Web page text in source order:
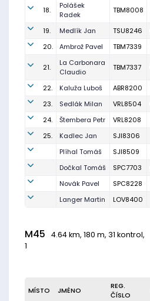
18.
Polášek
Radek
TBM8008
19. Medlík Jan TSU8246
20.
Ambrož Pavel TBM7339
21.
La Carbonara
Claudio
TBM7337
22. Kaluža Luboš ABR8200
23.
Sedlák Milan VRL8504
24.
Štembera Petr VRL8208
25.
Kadlec Jan SJI8306
Plíhal Tomáš
SJI8509
Dočkal Tomáš
SPC7703
Novák Pavel
SPC8228
Langer Martin
LOV8400
M45 4.64 km, 180 m, 31 kontrol,
1
MÍSTO JMÉNO
REG.
ČÍSLO